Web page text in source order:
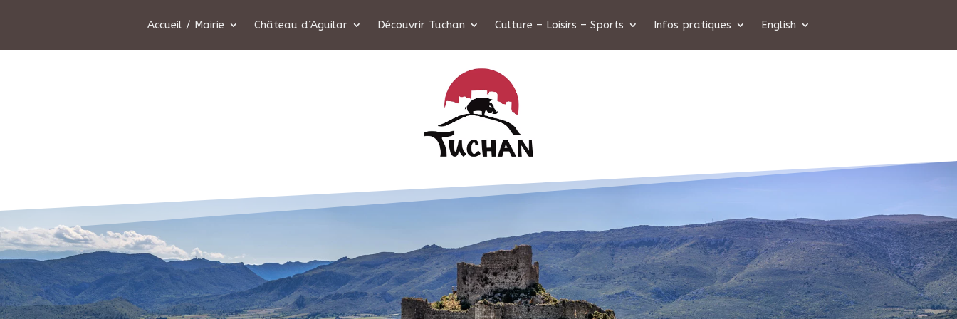
Accueil / Mairie Château d’Aguilar Découvrir Tuchan Culture – Loisirs – Sports Infos pratiques English